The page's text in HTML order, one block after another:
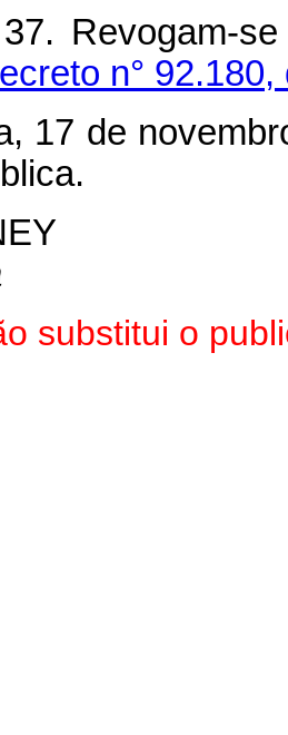
Revogam-
n°
de novembro
substitui o